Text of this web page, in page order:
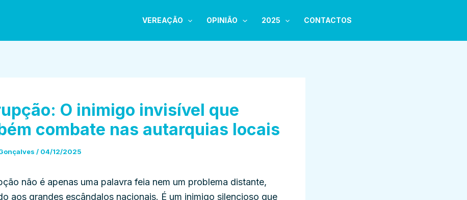
VEREAÇÃO OPINIÃO 2025 CONTACTOS
O inimigo invisível que
combate nas autarquias locais
/ 04/12/2025
não é apenas uma palavra feia nem um problema distante,
aos grandes escândalos nacionais. É um inimigo silencioso que